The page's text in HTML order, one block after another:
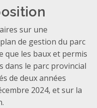
sur une
de gestion du parc
que les baux et permis
dans le parc provincial
de deux années
2024, et sur la